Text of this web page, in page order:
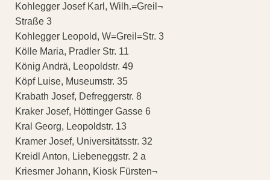
Kohlegger Josef Karl, Wilh.=Greil¬
Straße 3
Kohlegger Leopold, W=Greil=Str. 3
Kölle Maria, Pradler Str. 11
König Andrä, Leopoldstr. 49
Köpf Luise, Museumstr. 35
Krabath Josef, Defreggerstr. 8
Kraker Josef, Höttinger Gasse 6
Kral Georg, Leopoldstr. 13
Kramer Josef, Universitätsstr. 32
Kreidl Anton, Liebeneggstr. 2 a
Kriesmer Johann, Kiosk Fürsten¬